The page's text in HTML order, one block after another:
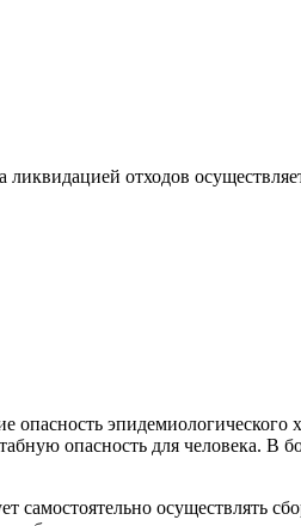
отходов
опасность для человека. В
самостоятельно осуществлять